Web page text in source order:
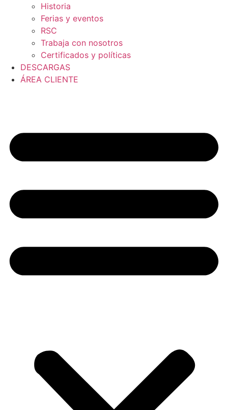
Historia
Ferias y eventos
RSC
Trabaja con nosotros
Certificados y políticas
DESCARGAS
ÁREA CLIENTE